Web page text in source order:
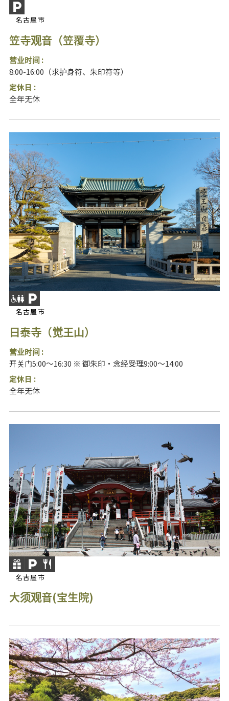
名古屋市
笠寺观音（笠覆寺）
营业时间 :
8:00-16:00（求护身符、朱印符等）
定休日 :
全年无休
名古屋市
日泰寺（觉王山）
营业时间 :
开关门5:00～16:30 ※ 御朱印・念经受理9:00～14:00
定休日 :
全年无休
名古屋市
大须观音(宝生院)